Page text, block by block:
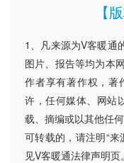
【
1、凡来源为V客暖通
图片、报告等均为本
作者享有著作权，著
许，任何媒体、网站
载、摘编或以其他任
可转载的，请注明“
见V客暖通法律声明页。